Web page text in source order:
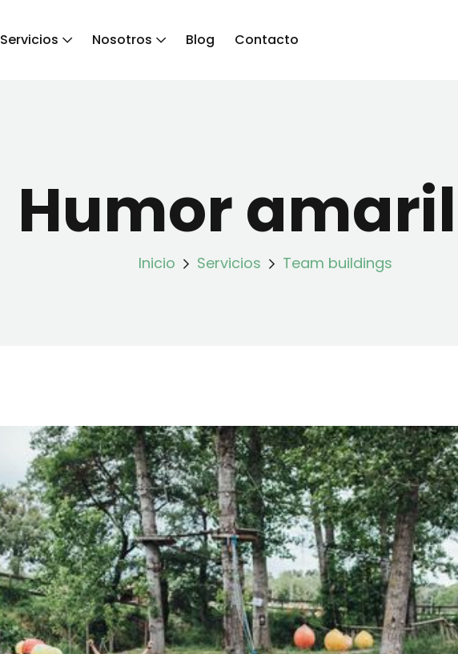
Servicios Nosotros Blog Contacto
Humor
Inicio Servicios Team buildings